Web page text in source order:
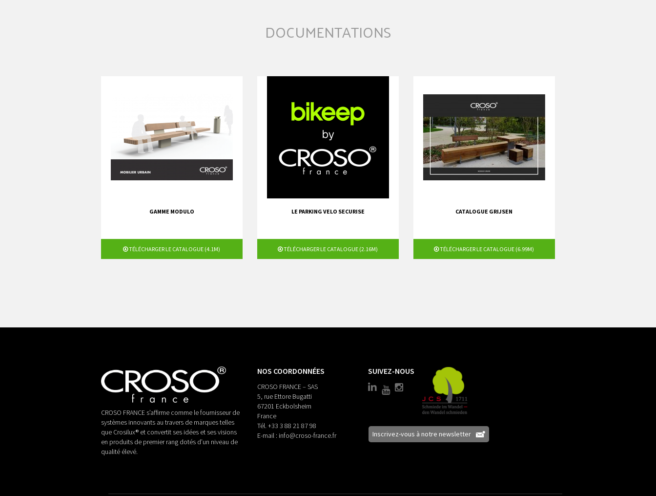
DOCUMENTATIONS
GAMME MODULO
TÉLÉCHARGER LE CATALOGUE (4.1M)
LE PARKING VELO SECURISE
TÉLÉCHARGER LE CATALOGUE (2.16M)
CATALOGUE GRIJSEN
TÉLÉCHARGER LE CATALOGUE (6.99M)
CROSO FRANCE s’affirme comme le fournisseur de
systèmes innovants au travers de marques telles
que Crosilux® et convertit ses idées et ses visions
en produits de premier rang dotés d’un niveau de
qualité élevé.
NOS COORDONNÉES
CROSO FRANCE – SAS
5, rue Ettore Bugatti
67201 Eckbolsheim
France
Tél. +33 3 88 21 87 98
E-mail : info@croso-france.fr
SUIVEZ-NOUS
Inscrivez-vous à notre newsletter